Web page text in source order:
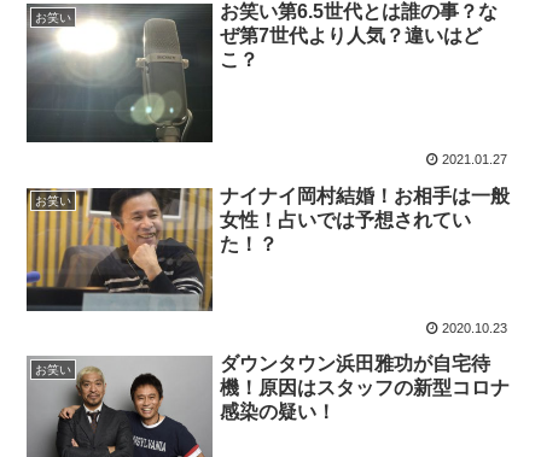
お笑い
お笑い第6.5世代とは誰の事？な
ぜ第7世代より人気？違いはど
こ？
2021.01.27
お笑い
ナイナイ岡村結婚！お相手は一般
女性！占いでは予想されてい
た！？
2020.10.23
お笑い
ダウンタウン浜田雅功が自宅待
機！原因はスタッフの新型コロナ
感染の疑い！